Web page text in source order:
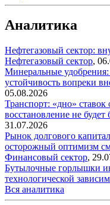
Аналитика
Нефтегазовый сектор:
Нефтегазовый сектор,
Минеральные удобрения:
устойчивость вопреки
05.08.2026
Транспорт: «дно»
восстановление не
31.07.2026
Рынок долгового
осторожный оптимизм
Финансовый сектор,
Бутылочные горлышки
технологической
Вся аналитика